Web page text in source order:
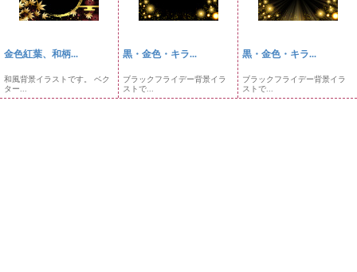
金色紅葉、和柄...
和風背景イラストです。 ベク
ター...
黒・金色・キラ...
ブラックフライデー背景イラ
ストで...
黒・金色・キラ...
ブラックフライデー背景イラ
ストで...